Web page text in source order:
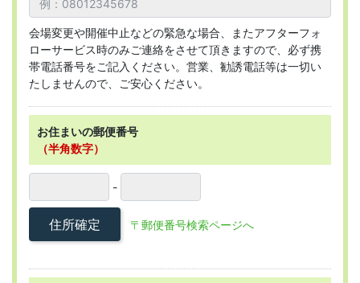
会場変更や開催中止などの緊急な場合、またアフターフォ
ローサービス時のみご連絡をさせて頂きますので、必ず携
帯電話番号をご記入ください。営業、勧誘電話等は一切い
たしませんので、ご安心ください。
お住まいの郵便番号
（半角数字）
-
住所確定 〒郵便番号検索ページへ